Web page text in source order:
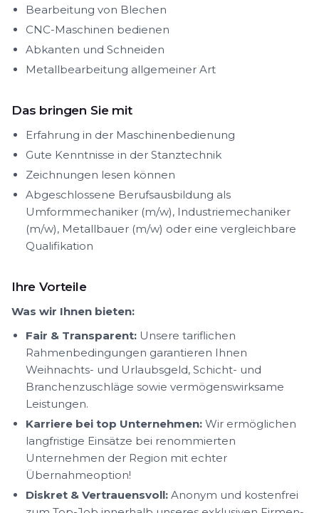
Bearbeitung von Blechen
CNC-Maschinen bedienen
Abkanten und Schneiden
Metallbearbeitung allgemeiner Art
Das bringen Sie mit
Erfahrung in der Maschinenbedienung
Gute Kenntnisse in der Stanztechnik
Zeichnungen lesen können
Abgeschlossene Berufsausbildung als
Umformmechaniker (m/w), Industriemechaniker
(m/w), Metallbauer (m/w) oder eine vergleichbare
Qualifikation
Ihre Vorteile
Was wir Ihnen bieten:
Fair & Transparent: Unsere tariflichen
Rahmenbedingungen garantieren Ihnen
Weihnachts- und Urlaubsgeld, Schicht- und
Branchenzuschläge sowie vermögenswirksame
Leistungen.
Karriere bei top Unternehmen: Wir ermöglichen
langfristige Einsätze bei renommierten
Unternehmen der Region mit echter
Übernahmeoption!
Diskret & Vertrauensvoll: Anonym und kostenfrei